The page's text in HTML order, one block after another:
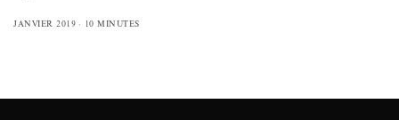
JANVIER 2019 10 MINUTES